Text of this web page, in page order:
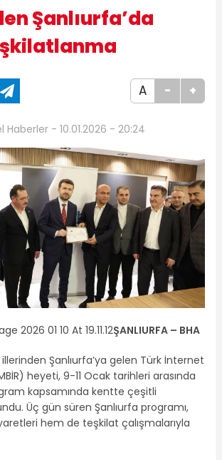
Şanlıurfa’da
A - +
Haberler - 10.01.2026 - 20:24
ŞANLIURFA – BHA
illerinden Şanlıurfa’ya gelen Türk İnternet
heyeti, 9-11 Ocak tarihleri arasında
kapsamında kentte çeşitli
Üç gün süren Şanlıurfa programı,
hem de teşkilat çalışmalarıyla